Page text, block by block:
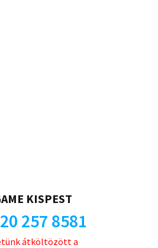
KISPEST
257 8581
átköltözött a